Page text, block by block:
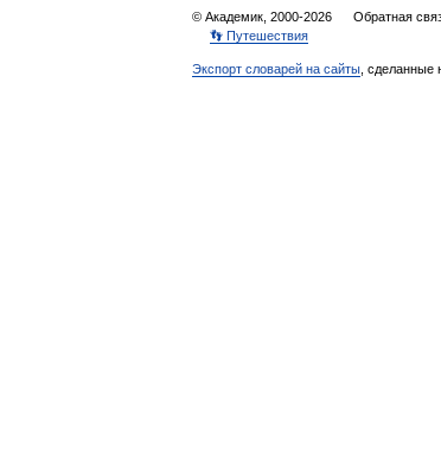
© Академик, 2000-2026 Обратная
👣 Путешествия
Экспорт словарей на сайты , сделанные